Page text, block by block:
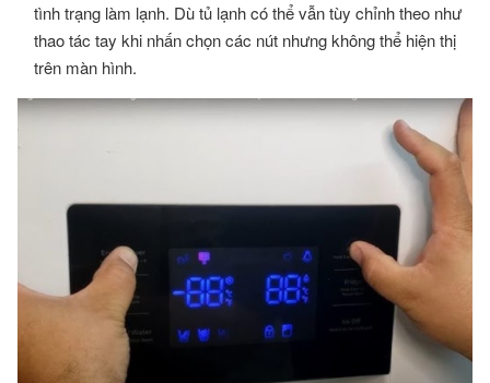
tình trạng làm lạnh. Dù tủ lạnh có thể vẫn tùy chỉnh theo như
thao tác tay khi nhấn chọn các nút nhưng không thể hiện thị
trên màn hình.